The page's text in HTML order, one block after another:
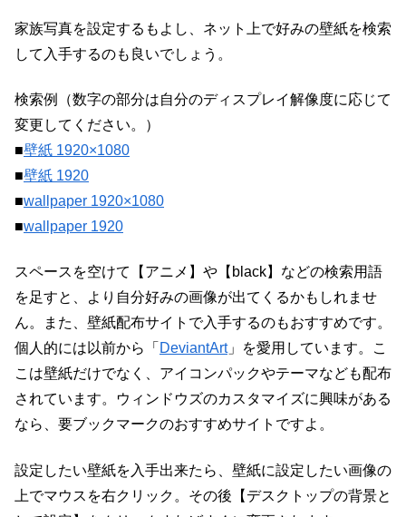
家族写真を設定するもよし、ネット上で好みの壁紙を検索
して入手するのも良いでしょう。
検索例（数字の部分は自分のディスプレイ解像度に応じて
変更してください。）
■壁紙 1920×1080
■壁紙 1920
■wallpaper 1920×1080
■wallpaper 1920
スペースを空けて【アニメ】や【black】などの検索用語
を足すと、より自分好みの画像が出てくるかもしれませ
ん。また、壁紙配布サイトで入手するのもおすすめです。
個人的には以前から「 DeviantArt」を愛用しています。こ
こは壁紙だけでなく、アイコンパックやテーマなども配布
されています。ウィンドウズのカスタマイズに興味がある
なら、要ブックマークのおすすめサイトですよ。
設定したい壁紙を入手出来たら、壁紙に設定したい画像の
上でマウスを右クリック。その後【デスクトップの背景と